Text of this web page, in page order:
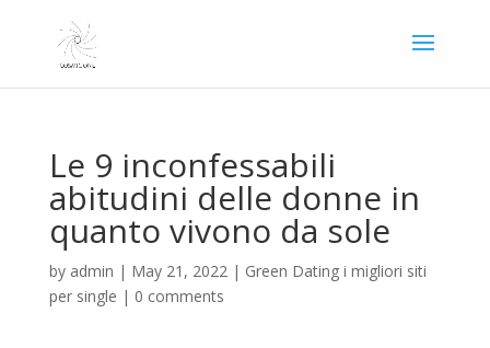
Le 9 inconfessabili
abitudini delle donne in
quanto vivono da sole
by admin | May 21, 2022| Green Dating i migliori siti
per single | 0 comments